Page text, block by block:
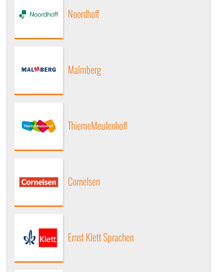
Noordhoff
Malmberg
ThiemeMeulenhoff
Cornelsen
Ernst Klett Sprachen